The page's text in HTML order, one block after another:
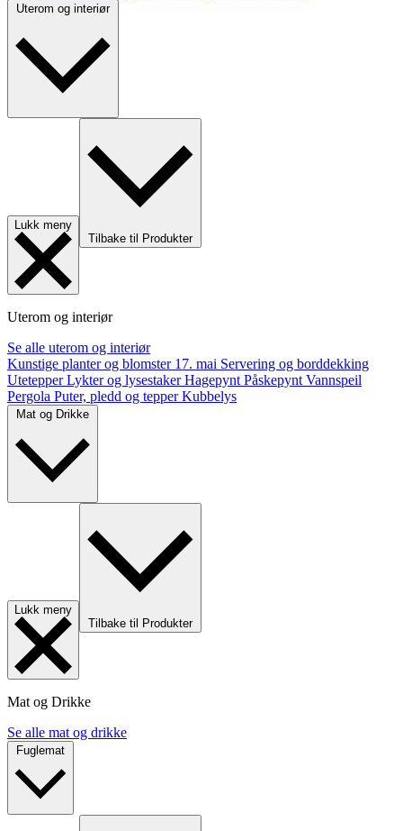
Uterom og interiør
Lukk meny
Tilbake til Produkter
Uterom og interiør
Se alle uterom og interiør
Kunstige planter og blomster 17. mai Servering og borddekking
UtetepperLykter og lysestakerHagepynt Påskepynt Vannspeil
Pergola Puter, pledd og tepperKubbelys
Lukk meny
Tilbake til Produkter
Mat og Drikke
Se alle mat og drikke